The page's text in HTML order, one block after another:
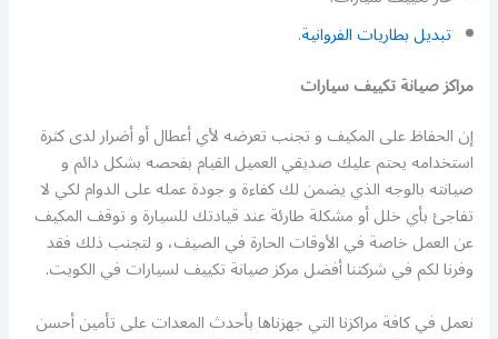
تبديل بطاريات الفروانية.
مراكز صيانة تكييف سيارات
إن الحفاظ على المكيف و تجنب تعرضه لأي أعطال أو أضرار لدى كثرة
استخدامه يحتم عليك صديقي العميل القيام بفحصه بشكل دائم و
صيانته بالوجه الذي يضمن لك كفاءة و جودة عمله على الدوام لكي لا
تفاجئ بأي خلل أو مشكلة طارئة عند قيادتك للسيارة و توقف المكيف
عن العمل خاصة في الأوقات الحارة في الصيف، و لتجنب ذلك فقد
وفرنا لكم في شركتنا أفضل مركز صيانة تكييف لسيارات في الكويت.
نعمل في كافة مراكزنا التي جهزناها بأحدث المعدات على تأمين أحسن